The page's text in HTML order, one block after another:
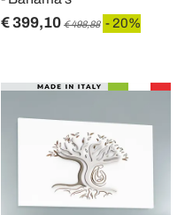
€ 399,10 € 498,88 - 20%